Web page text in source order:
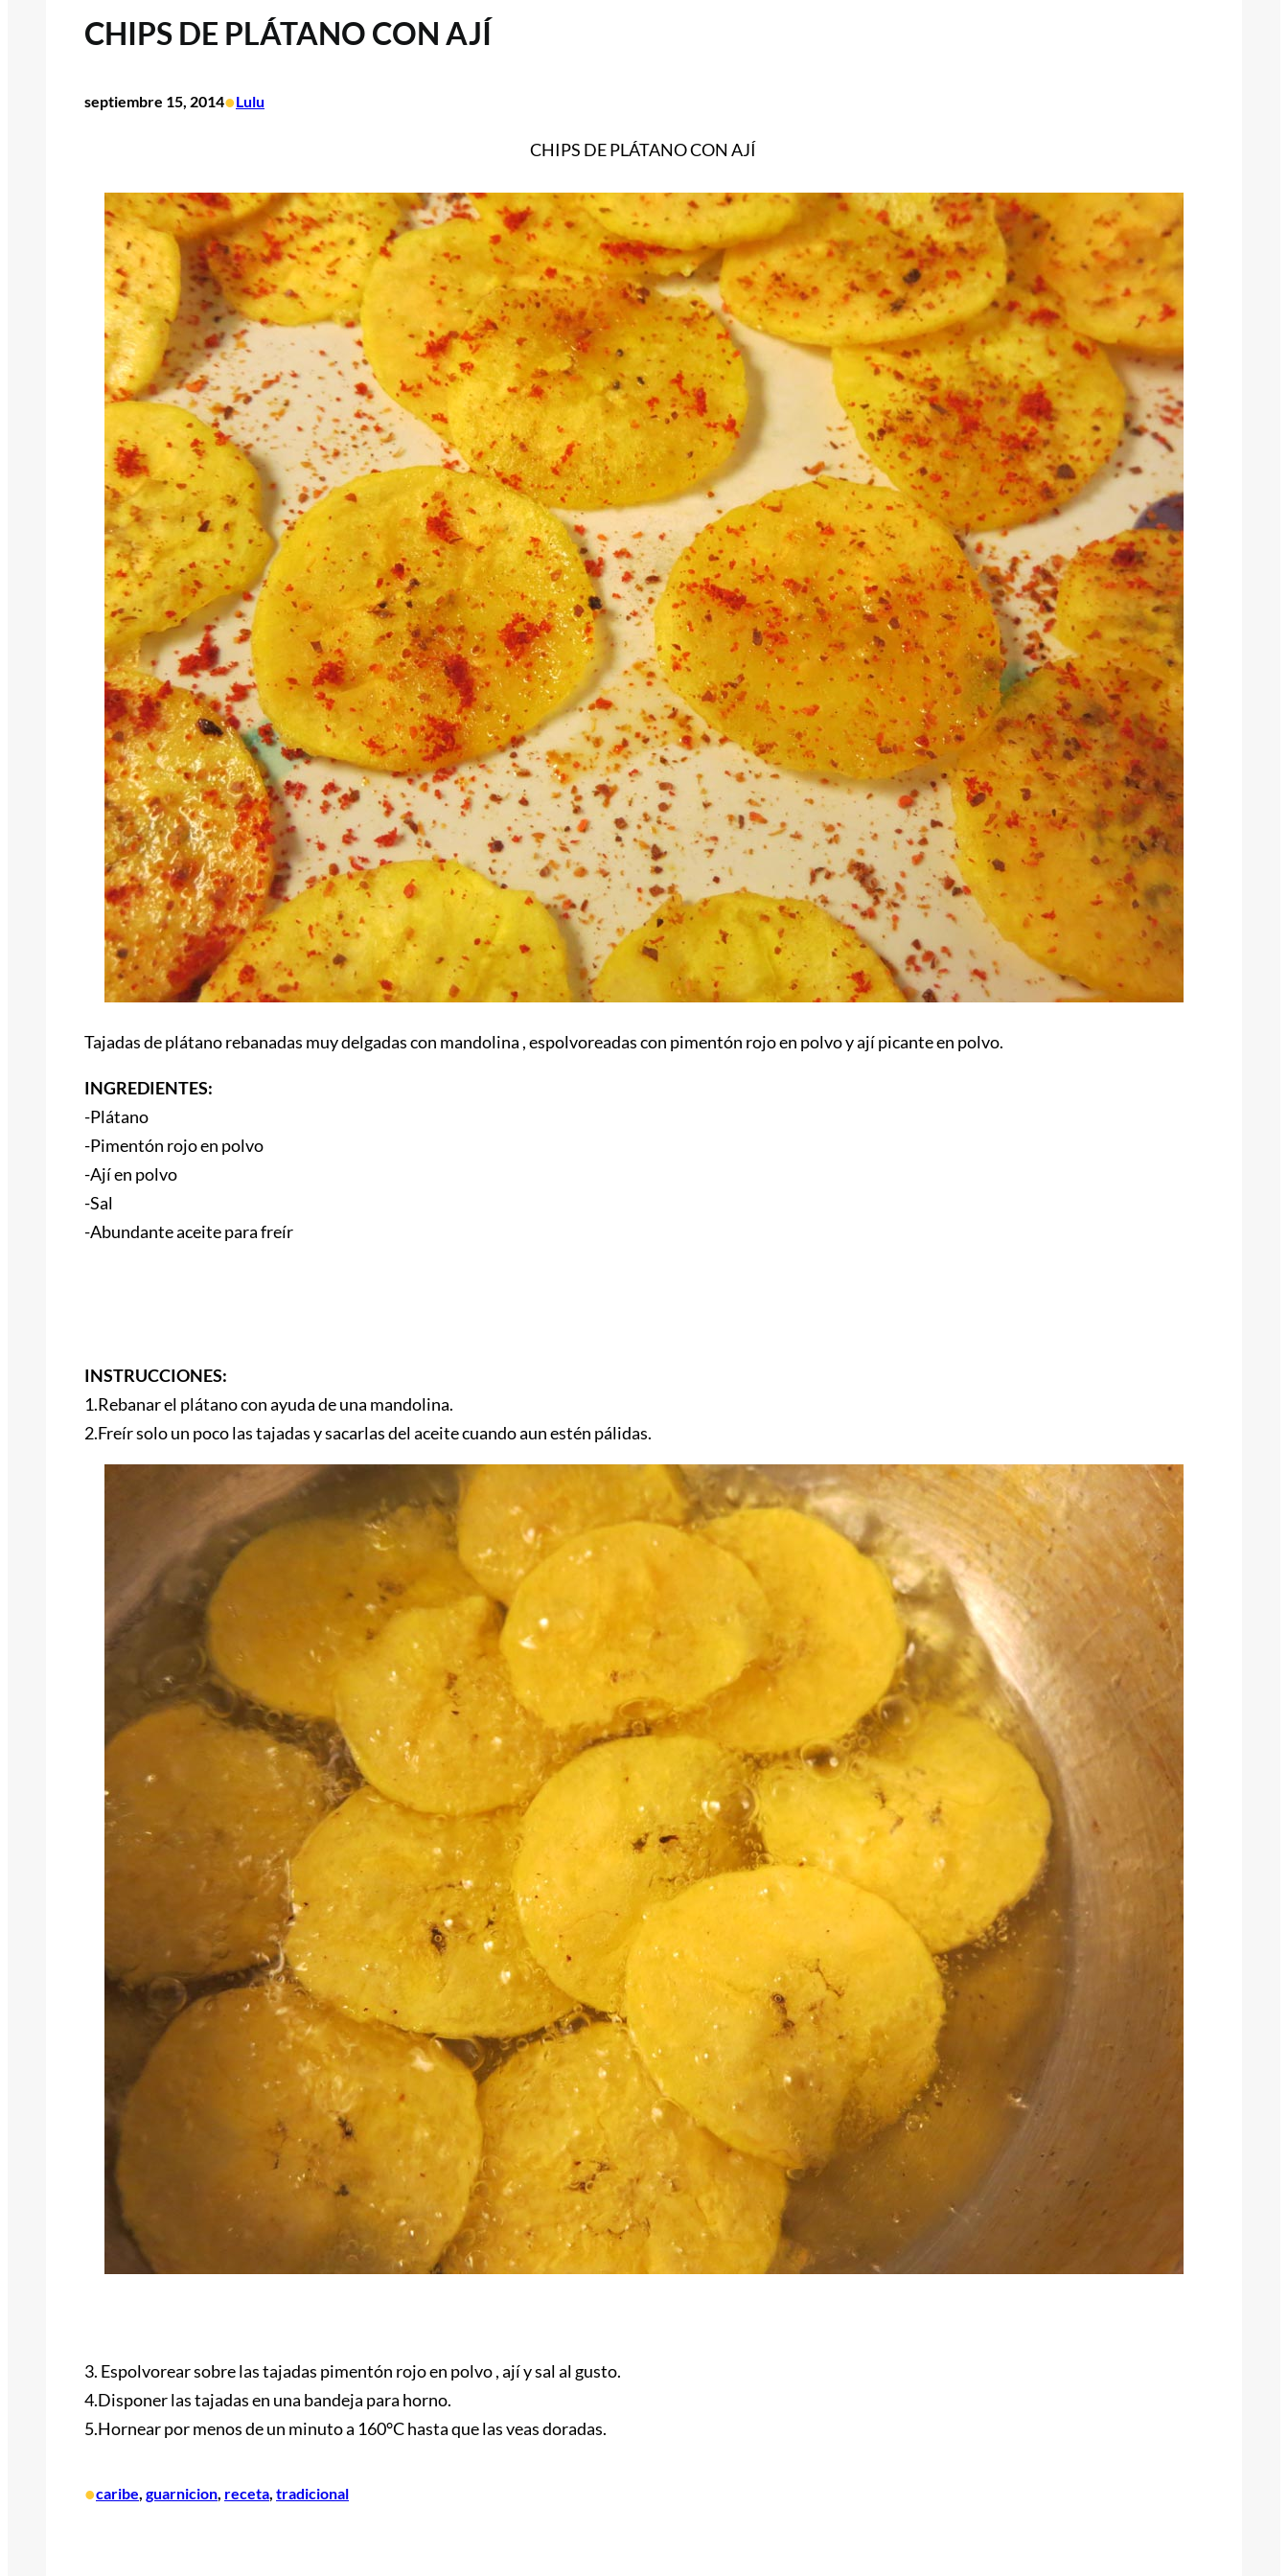
CHIPS DE PLÁTANO CON AJÍ
septiembre 15, 2014•Lulu
CHIPS DE PLÁTANO CON AJÍ
Tajadas de plátano rebanadas muy delgadas con mandolina , espolvoreadas con pimentón rojo en polvo y ají picante en polvo.
INGREDIENTES:
-Plátano
-Pimentón rojo en polvo
-Ají en polvo
-Sal
-Abundante aceite para freír
INSTRUCCIONES:
1.Rebanar el plátano con ayuda de una mandolina.
2.Freír solo un poco las tajadas y sacarlas del aceite cuando aun estén pálidas.
3. Espolvorear sobre las tajadas pimentón rojo en polvo , ají y sal al gusto.
4.Disponer las tajadas en una bandeja para horno.
5.Hornear por menos de un minuto a 160°C hasta que las veas doradas.
•caribe guarnicion receta tradicional